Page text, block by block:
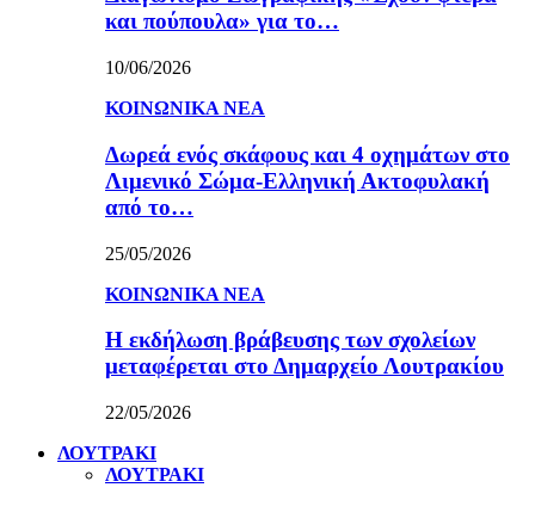
και πούπουλα» για το…
10/06/2026
ΚΟΙΝΩΝΙΚΑ ΝΕΑ
Δωρεά ενός σκάφους και 4 οχημάτων στο
Λιμενικό Σώμα-Ελληνική Ακτοφυλακή
από το…
25/05/2026
ΚΟΙΝΩΝΙΚΑ ΝΕΑ
Η εκδήλωση βράβευσης των σχολείων
μεταφέρεται στο Δημαρχείο Λουτρακίου
22/05/2026
ΛΟΥΤΡΑΚΙ
ΛΟΥΤΡΑΚΙ